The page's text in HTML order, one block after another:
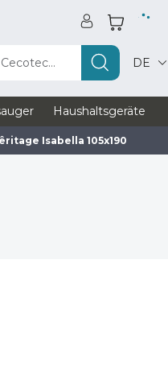
DE
Haushaltsgeräte
Isabella 105x190